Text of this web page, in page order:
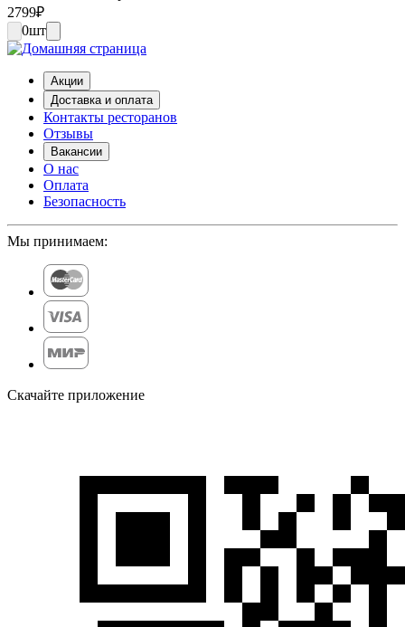
2799₽
0шт
Акции
Доставка и оплата
Контакты ресторанов
Отзывы
Вакансии
О нас
Оплата
Безопасность
Мы принимаем:
Скачайте приложение